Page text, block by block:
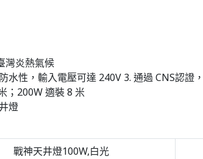
灣炎熱氣候
水性，輸入電壓可達 240V 3. 通過 CNS認證
；200W 適裝 8 米
燈
戰神天井燈100W,白光